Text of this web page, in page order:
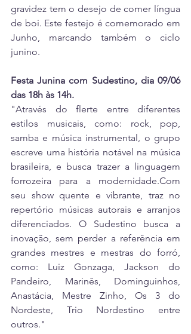
gravidez tem o desejo de comer língua
de boi. Este festejo é comemorado em
Junho, marcando também o ciclo
junino.
Festa Junina com Sudestino, dia 09/06
das 18h às 14h.
"Através do flerte entre diferentes
estilos musicais, como: rock, pop,
samba e música instrumental, o grupo
escreve uma história notável na música
brasileira, e busca trazer a linguagem
forrozeira para a modernidade.Com
seu show quente e vibrante, traz no
repertório músicas autorais e arranjos
diferenciados. O Sudestino busca a
inovação, sem perder a referência em
grandes mestres e mestras do forró,
como: Luiz Gonzaga, Jackson do
Pandeiro, Marinês, Dominguinhos,
Anastácia, Mestre Zinho, Os 3 do
Nordeste, Trio Nordestino entre
outros."